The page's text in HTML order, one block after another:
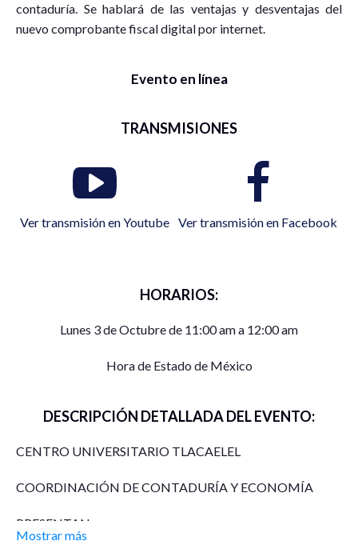
contaduría. Se hablará de las ventajas y desventajas del
nuevo comprobante fiscal digital por internet.
Evento en línea
TRANSMISIONES
Ver transmisión en Youtube Ver transmisión en Facebook
HORARIOS:
Lunes 3 de Octubre de 11:00 am a 12:00 am
Hora de Estado de México
DESCRIPCIÓN DETALLADA DEL EVENTO:
CENTRO UNIVERSITARIO TLACAELEL
COORDINACIÓN DE CONTADURÍA Y ECONOMÍA
PRESENTAN:
Mostrar más